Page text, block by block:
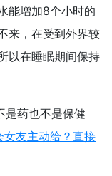
能增加8个小时的
来，在受到外界较
以在睡眠期间保持
是药也不是保健
女友主动给？直接